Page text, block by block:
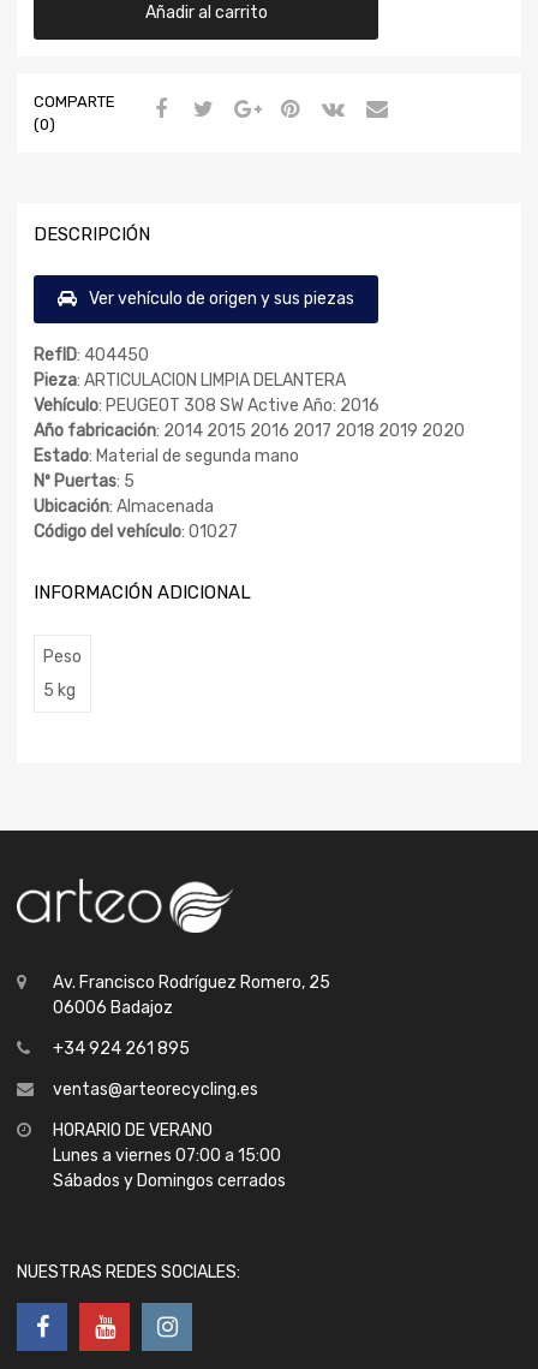
Añadir al carrito
COMPARTE
(0)
DESCRIPCIÓN
Ver vehículo de origen y sus piezas
RefID: 404450
Pieza: ARTICULACION LIMPIA DELANTERA
Vehículo: PEUGEOT 308 SW Active Año: 2016
Año fabricación: 2014 2015 2016 2017 2018 2019 2020
Estado: Material de segunda mano
Nº Puertas: 5
Ubicación: Almacenada
Código del vehículo: 01027
INFORMACIÓN ADICIONAL
Peso
5 kg
Av. Francisco Rodríguez Romero, 25
06006 Badajoz
+34 924 261 895
ventas@arteorecycling.es
HORARIO DE VERANO
Lunes a viernes 07:00 a 15:00
Sábados y Domingos cerrados
NUESTRAS REDES SOCIALES: